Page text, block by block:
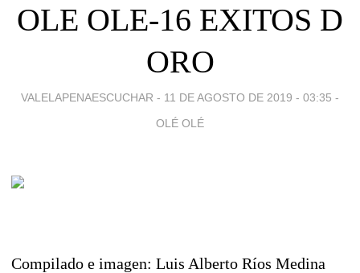
OLE OLE-16 EXITOS D
ORO
VALELAPENAESCUCHAR - 11 DE AGOSTO DE 2019 - 03:35 -
OLÉ OLÉ
Compilado e imagen: Luis Alberto Ríos Medina